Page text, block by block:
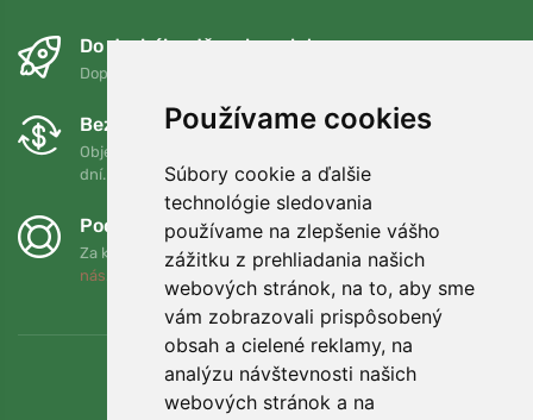
Používame cookies
Súbory cookie a ďalšie
technológie sledovania
používame na zlepšenie vášho
zážitku z prehliadania našich
webových stránok, na to, aby sme
vám zobrazovali prispôsobený
obsah a cielené reklamy, na
analýzu návštevnosti našich
webových stránok a na
Do druhého dňa a bezplatne
Doprava zadarmo pri objednávkach nad 75 EUR
Bezplatná výmena a vrátenie tovaru
Objednávku môžete kedykoľvek vrátiť alebo vymeniť do 90
dní.
Podporujeme Trees.org
Za každú objednávku zasadíme strom! Prečítajte si viac
nás